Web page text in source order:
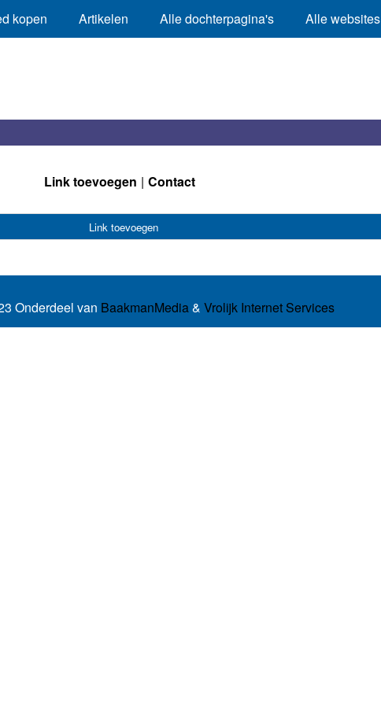
kopen Artikelen Alle dochterpagina's Alle websites
Link toevoegen Contact
Link toevoegen
Onderdeel van BaakmanMedia& Vrolijk Internet Services